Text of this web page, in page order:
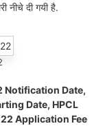
नीचे दी गयी है.
Notification Date,
Date, HPCL
Application Fee